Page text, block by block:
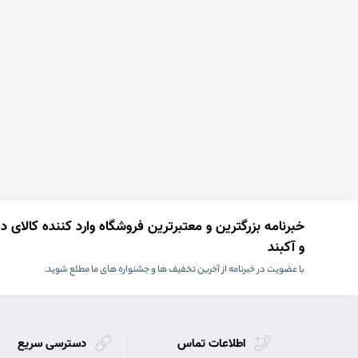
لپ تاپ استوک با پردازنده Ryzen
5 (1)
لپ تاپ استوک با پردازنده Ryzen 7
خبرنامه بزرگترین و معتبرترین فروشگاه وارد کننده
و آکبند
با عضویت در خبرنامه از آخرین تخفیف ها و جشنواره های ما مطلع شوید.
اطلاعات تماس دسترسی سریع